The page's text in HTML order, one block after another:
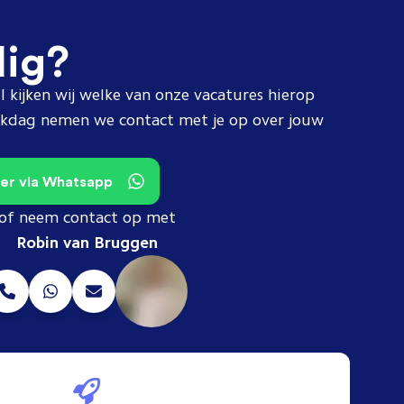
kijken wij welke van onze vacatures hierop
nemen we contact met je op over jouw
via Whatsapp
neem contact op met
Robin van Bruggen